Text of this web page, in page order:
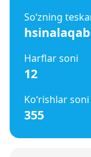
So‘zning
Harflar soni
12
Ko‘rishlar soni
355